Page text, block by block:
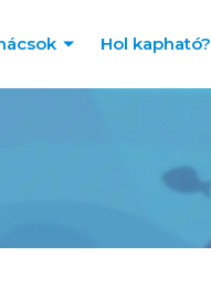
Hol kapható?